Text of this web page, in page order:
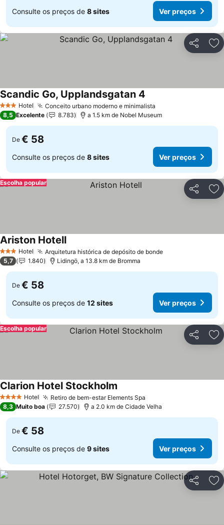
Consulte os preços de 8 sites Ver preços
Partilhar
3 EstrelasHotel Conceito urbano moderno e minimalista
Scandic Go, Upplandsgatan 4
8,5 Excelente 8.783 a 1.5 km de Nobel Museum
De € 58
Consulte os preços de 8 sites Ver preços
Partilhar
Escolha popular
3 EstrelasHotel Arquitetura histórica de depósito de bondeVer preços
Ariston HotellVer preços
5,7 1.840 Lidingö, a 13.8 km de Bromma
De € 58
Consulte os preços de 12 sites Ver preços
Partilhar
Escolha popular
4 EstrelasHotel Retiro de bem-estar Elements Spa
Clarion Hotel Stockholm
8,3 Muito boa 27.570 a 2.0 km de Cidade Velha
De € 58
Consulte os preços de 9 sites Ver preços
Partilhar